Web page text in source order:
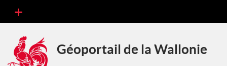
Géoportail de la Wallonie